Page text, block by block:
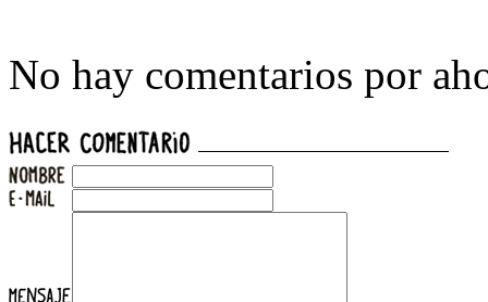
No hay comentarios por